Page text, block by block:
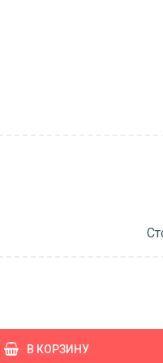
В КОРЗИНУ